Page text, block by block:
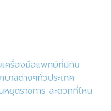
เครื่องมือแพทย์ที่มีทัน
าลต่างๆทั่วประเทศ
ยุดราชการ สะดวกที่ไหน